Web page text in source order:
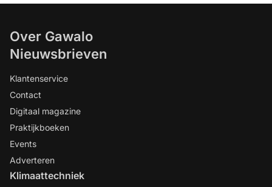
Over Gawalo
Nieuwsbrieven
Klantenservice
Contact
Digitaal magazine
Praktijkboeken
Events
Adverteren
Klimaattechniek